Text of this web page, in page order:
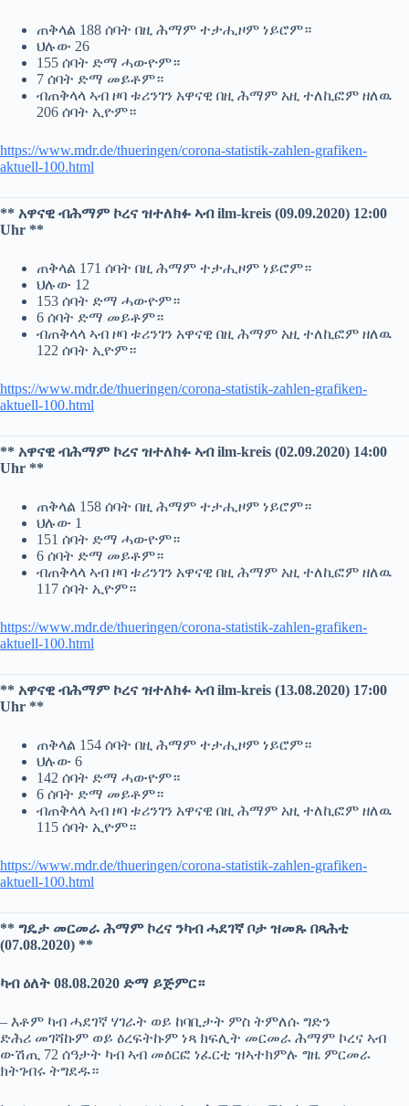
ጠቅላል 188 ሰባት በዚ ሕማም ተታሒዞም ነይሮም።
ህሉው 26
155 ሰባት ድማ ሓውዮም።
7 ሰባት ድማ መይቶም።
ብጠቅላላ ኣብ ዞባ ቱሪንገን አዋናዊ በዚ ሕማም አዚ ተለኪፎም ዘለዉ
206 ሰባት ኢዮም።
https://www.mdr.de/thueringen/corona-statistik-zahlen-grafiken-
aktuell-100.html
** አዋናዊ ብሕማም ኮረና ዝተለክፉ ኣብ ilm-kreis (09.09.2020) 12:00
Uhr **
ጠቅላል 171 ሰባት በዚ ሕማም ተታሒዞም ነይሮም።
ህሉው 12
153 ሰባት ድማ ሓውዮም።
6 ሰባት ድማ መይቶም።
ብጠቅላላ ኣብ ዞባ ቱሪንገን አዋናዊ በዚ ሕማም አዚ ተለኪፎም ዘለዉ
122 ሰባት ኢዮም።
https://www.mdr.de/thueringen/corona-statistik-zahlen-grafiken-
aktuell-100.html
** አዋናዊ ብሕማም ኮረና ዝተለክፉ ኣብ ilm-kreis (02.09.2020) 14:00
Uhr **
ጠቅላል 158 ሰባት በዚ ሕማም ተታሒዞም ነይሮም።
ህሉው 1
151 ሰባት ድማ ሓውዮም።
6 ሰባት ድማ መይቶም።
ብጠቅላላ ኣብ ዞባ ቱሪንገን አዋናዊ በዚ ሕማም አዚ ተለኪፎም ዘለዉ
117 ሰባት ኢዮም።
https://www.mdr.de/thueringen/corona-statistik-zahlen-grafiken-
aktuell-100.html
** አዋናዊ ብሕማም ኮረና ዝተለክፉ ኣብ ilm-kreis (13.08.2020) 17:00
Uhr **
ጠቅላል 154 ሰባት በዚ ሕማም ተታሒዞም ነይሮም።
ህሉው 6
142 ሰባት ድማ ሓውዮም።
6 ሰባት ድማ መይቶም።
ብጠቅላላ ኣብ ዞባ ቱሪንገን አዋናዊ በዚ ሕማም አዚ ተለኪፎም ዘለዉ
115 ሰባት ኢዮም።
https://www.mdr.de/thueringen/corona-statistik-zahlen-grafiken-
aktuell-100.html
** ግዴታ መርመራ ሕማም ኮረና ንካብ ሓደገኛ ቦታ ዝመጹ በጻሕቲ
(07.08.2020) **
ካብ ዕለት 08.08.2020 ድማ ይጅምር።
– እቶም ካብ ሓደገኛ ሃገራት ወይ ከባቢታት ምስ ትምለሱ ግድን
ድሕሪ መገሻኩም ወይ ዕረፍትኩም ነጻ ክፍሊት መርመራ ሕማም ኮረና ኣብ
ውሽጢ 72 ሰዓታት ካብ ኣብ መዕርፎ ነፈርቲ ዝኣተክምሉ ግዜ ምርመራ
ክትገብሩ ትግደዱ።